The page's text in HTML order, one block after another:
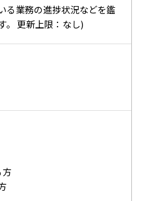
る業務の進捗状況などを鑑
。 更新上限：なし)
方